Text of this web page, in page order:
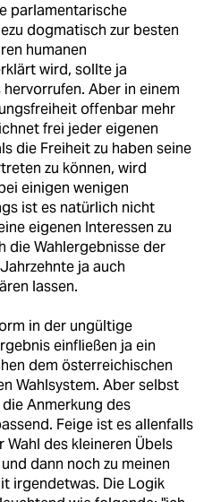
parlamentarische
dogmatisch zur besten
humanen
wird, sollte ja
Aber in einem
offenbar mehr
frei jeder eigenen
die Freiheit zu haben seine
zu können, wird
einigen wenigen
ist es natürlich nicht
eigenen Interessen zu
die Wahlergebnisse der
ja auch
lassen.
in der ungültige
einfließen ja ein
dem österreichischen
Wahlsystem. Aber selbst
Anmerkung des
Feige ist es allenfalls
des kleineren Übels
dann noch zu meinen
irgendetwas. Die Logik